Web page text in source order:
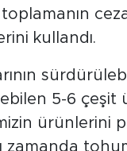
kullandı.
5-6 çeşit
ürünlerini
zamanda